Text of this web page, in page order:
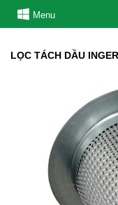
Menu
LỌC TÁCH DẦU